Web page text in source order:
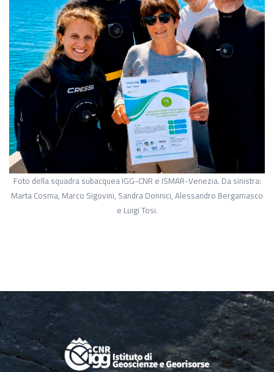
Foto della squadra subacquea IGG-CNR e ISMAR-Venezia. Da sinistra:
Marta Cosma, Marco Sigovini, Sandra Donnici, Alessandro Bergamasco
e Luigi Tosi.